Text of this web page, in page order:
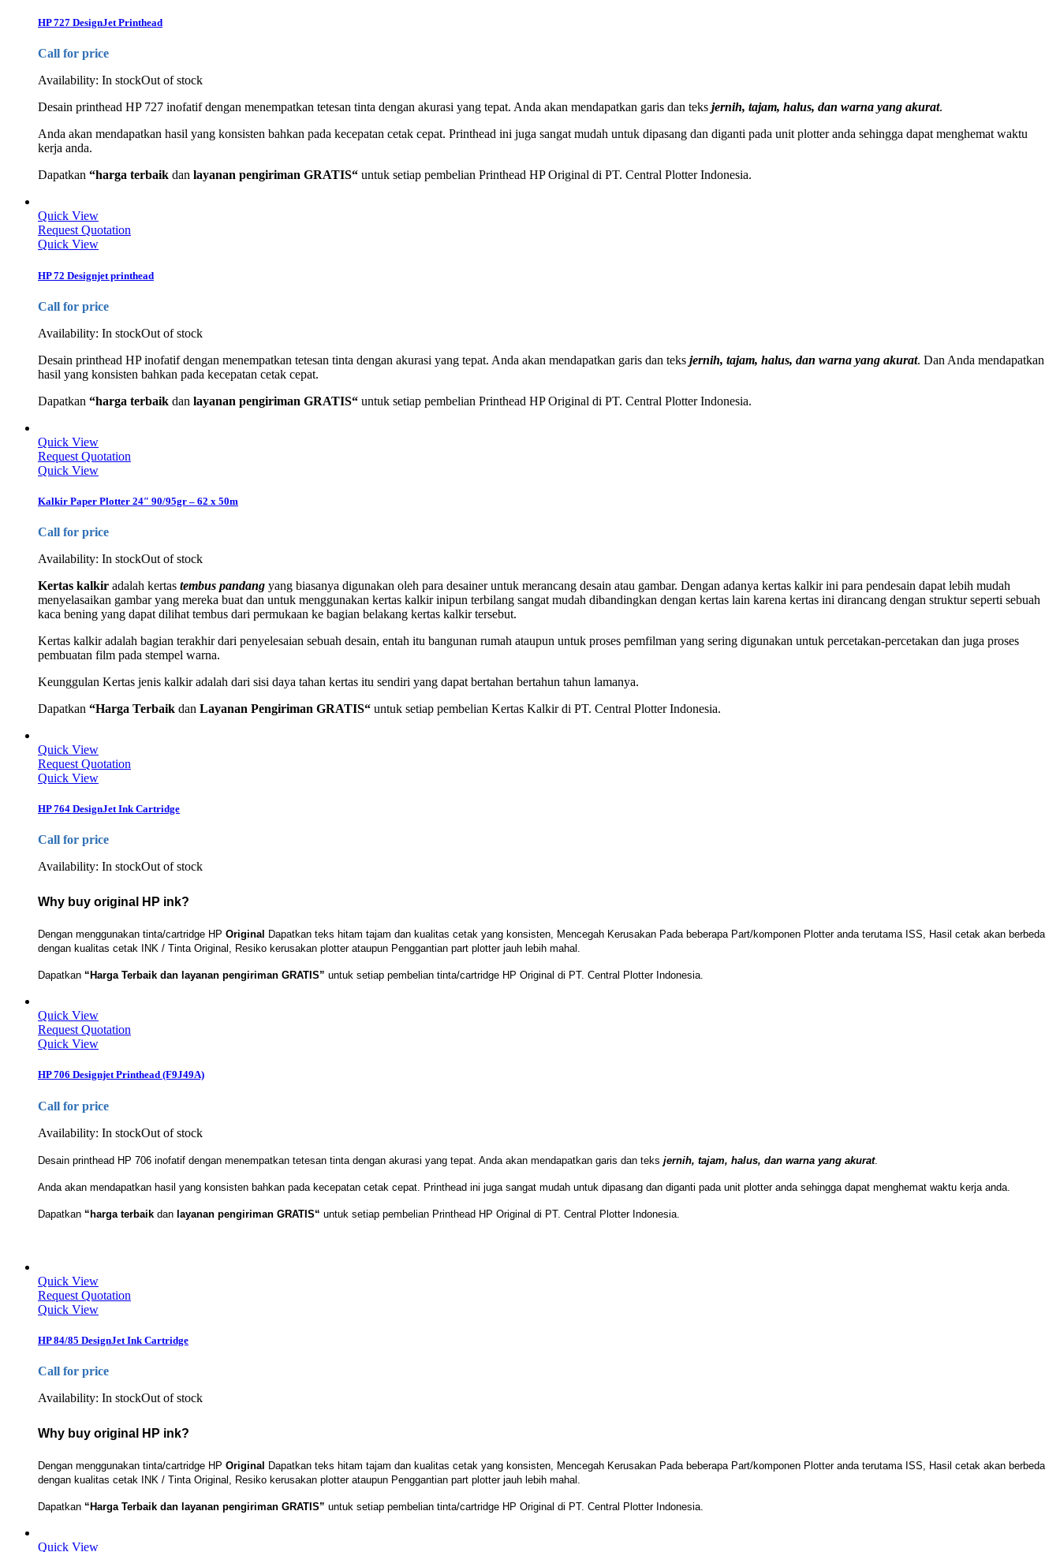
HP 727 DesignJet Printhead
Call for price
Availability: In stockOut of stock
Desain printhead HP 727 inofatif dengan menempatkan tetesan tinta dengan akurasi yang tepat. Anda akan mendapatkan garis dan teks jernih, tajam, halus, dan warna yang akurat.
Anda akan mendapatkan hasil yang konsisten bahkan pada kecepatan cetak cepat. Printhead ini juga sangat mudah untuk dipasang dan diganti pada unit plotter anda sehingga dapat menghemat waktu
kerja anda.
Dapatkan “harga terbaik dan layanan pengiriman GRATIS“ untuk setiap pembelian Printhead HP Original di PT. Central Plotter Indonesia.
Quick View
Request Quotation
Quick View
HP 72 Designjet printhead
Call for price
Availability: In stockOut of stock
Desain printhead HP inofatif dengan menempatkan tetesan tinta dengan akurasi yang tepat. Anda akan mendapatkan garis dan teks jernih, tajam, halus, dan warna yang akurat. Dan Anda mendapatkan
hasil yang konsisten bahkan pada kecepatan cetak cepat.
Dapatkan “harga terbaik dan layanan pengiriman GRATIS“ untuk setiap pembelian Printhead HP Original di PT. Central Plotter Indonesia.
Quick View
Request Quotation
Quick View
Kalkir Paper Plotter 24″ 90/95gr – 62 x 50m
Call for price
Availability: In stockOut of stock
Kertas kalkir adalah kertas tembus pandang yang biasanya digunakan oleh para desainer untuk merancang desain atau gambar. Dengan adanya kertas kalkir ini para pendesain dapat lebih mudah
menyelasaikan gambar yang mereka buat dan untuk menggunakan kertas kalkir inipun terbilang sangat mudah dibandingkan dengan kertas lain karena kertas ini dirancang dengan struktur seperti sebuah
kaca bening yang dapat dilihat tembus dari permukaan ke bagian belakang kertas kalkir tersebut.
Kertas kalkir adalah bagian terakhir dari penyelesaian sebuah desain, entah itu bangunan rumah ataupun untuk proses pemfilman yang sering digunakan untuk percetakan-percetakan dan juga proses
pembuatan film pada stempel warna.
Keunggulan Kertas jenis kalkir adalah dari sisi daya tahan kertas itu sendiri yang dapat bertahan bertahun tahun lamanya.
Dapatkan “Harga Terbaik dan Layanan Pengiriman GRATIS“ untuk setiap pembelian Kertas Kalkir di PT. Central Plotter Indonesia.
Quick View
Request Quotation
Quick View
HP 764 DesignJet Ink Cartridge
Call for price
Availability: In stockOut of stock
Why buy original HP ink?
Dengan menggunakan tinta/cartridge HP Original Dapatkan teks hitam tajam dan kualitas cetak yang konsisten, Mencegah Kerusakan Pada beberapa Part/komponen Plotter anda terutama ISS, Hasil cetak akan berbeda
dengan kualitas cetak INK / Tinta Original, Resiko kerusakan plotter ataupun Penggantian part plotter jauh lebih mahal.
Dapatkan “Harga Terbaik dan layanan pengiriman GRATIS” untuk setiap pembelian tinta/cartridge HP Original di PT. Central Plotter Indonesia.
Quick View
Request Quotation
Quick View
HP 706 Designjet Printhead (F9J49A)
Call for price
Availability: In stockOut of stock
Desain printhead HP 706 inofatif dengan menempatkan tetesan tinta dengan akurasi yang tepat. Anda akan mendapatkan garis dan teks jernih, tajam, halus, dan warna yang akurat.
Anda akan mendapatkan hasil yang konsisten bahkan pada kecepatan cetak cepat. Printhead ini juga sangat mudah untuk dipasang dan diganti pada unit plotter anda sehingga dapat menghemat waktu kerja anda.
Dapatkan “harga terbaik dan layanan pengiriman GRATIS“ untuk setiap pembelian Printhead HP Original di PT. Central Plotter Indonesia.
Quick View
Request Quotation
Quick View
HP 84/85 DesignJet Ink Cartridge
Call for price
Availability: In stockOut of stock
Why buy original HP ink?
Dengan menggunakan tinta/cartridge HP Original Dapatkan teks hitam tajam dan kualitas cetak yang konsisten, Mencegah Kerusakan Pada beberapa Part/komponen Plotter anda terutama ISS, Hasil cetak akan berbeda
dengan kualitas cetak INK / Tinta Original, Resiko kerusakan plotter ataupun Penggantian part plotter jauh lebih mahal.
Dapatkan “Harga Terbaik dan layanan pengiriman GRATIS” untuk setiap pembelian tinta/cartridge HP Original di PT. Central Plotter Indonesia.
Quick View